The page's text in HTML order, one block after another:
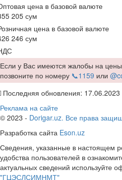
цена в базовой валюте
205 сум
цена в базовой валюте
246 сум
Если у Вас имеются жалобы на цены
позвоните по номеру 📞1159 или
Последняя обновления: 17.06.2023
Реклама на сайте
© 2023 - Dorigar.uz. Все права
Разработка сайта Eson.uz
Сведения, указанные в настоящем
удобства пользователей в
актуальных сведений используйте
"ГЦЭСЛСИМНМТ"